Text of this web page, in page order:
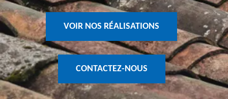
VOIR NOS RÉALISATIONS
CONTACTEZ-NOUS